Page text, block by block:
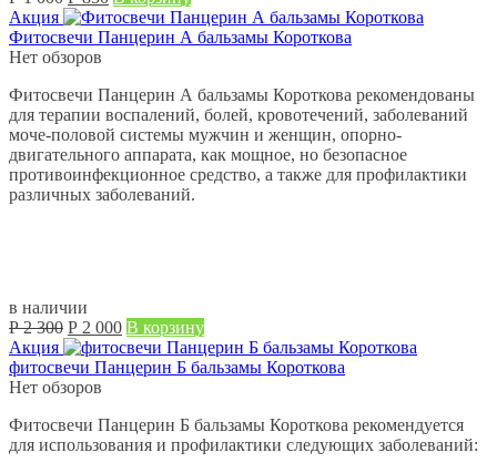
цена
составляла
Р
цена:
Р
Акция
Фитосвечи Панцерин А бальзамы Короткова
Нет обзоров
Фитосвечи Панцерин А бальзамы Короткова рекомендованы
для терапии воспалений, болей, кровотечений, заболеваний
моче-половой системы мужчин и женщин, опорно-
двигательного аппарата, как мощное, но безопасное
противоинфекционное средство, а также для профилактики
различных заболеваний.
в наличии
Р 2 300 Первоначальная
цена
составляла
Р
Р 2 000Текущая
цена:
Р
В корзину
Акция
фитосвечи Панцерин Б бальзамы Короткова
Нет обзоров
Фитосвечи Панцерин Б бальзамы Короткова рекомендуется
для использования и профилактики следующих заболеваний: